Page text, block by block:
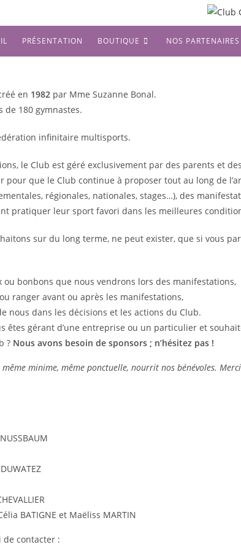
PRÉSENTATION BOUTIQUE NOS PARTENAIRES
en 1982 par Mme Suzanne Bonal.
de 180 gymnastes.
infinitaire multisports.
le Club est géré exclusivement par des parents et
pour que le Club continue à proposer tout au long de
régionales, nationales, stages…), des
pratiquer leur sport favori dans les meilleures
sur du long terme, ne peut exister, que si vous
ou bonbons que nous vendrons lors des manifestations,
ranger avant ou après les manifestations,
nous dans les décisions et les actions du Club.
êtes gérant d’une entreprise ou un particulier et
? Nous avons besoin de sponsors ; n’hésitez pas !
minime, même ponctuelle, nourrit nos bénévoles. Merci
BATIGNE et Maëliss MARTIN
contacter :